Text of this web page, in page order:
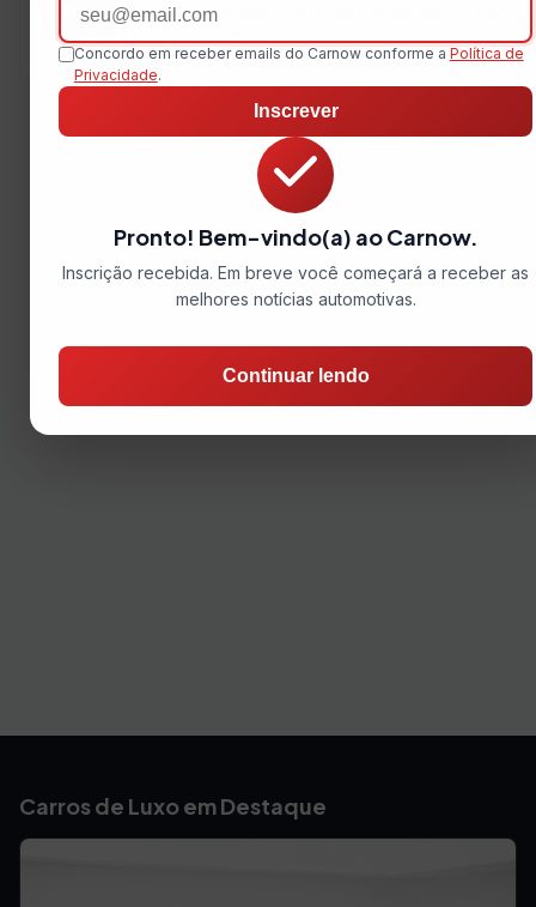
Omoda 5 Híbrido: Porte de Compass, Preço
Atraente, 224 cv
Carros de Luxo em Destaque
Concordo em receber emails do Carnow conforme a Política de
Privacidade.
Inscrever
Pronto! Bem-vindo(a) ao Carnow.
Inscrição recebida. Em breve você começará a receber as
melhores notícias automotivas.
Continuar lendo